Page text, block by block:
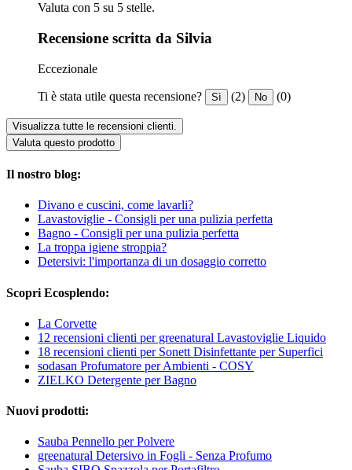
Valuta con 5 su 5 stelle.
Recensione scritta da Silvia
Eccezionale
Ti è stata utile questa recensione? Sì (2) No (0)
Visualizza tutte le recensioni clienti.
Valuta questo prodotto
Il nostro blog:
Divano e cuscini, come lavarli?
Lavastoviglie - Consigli per una pulizia perfetta
Bagno - Consigli per una pulizia perfetta
La troppa igiene stroppia?
Detersivi: l'importanza di un dosaggio corretto
Scopri Ecosplendo:
La Corvette
12 recensioni clienti per greenatural Lavastoviglie Liquido
18 recensioni clienti per Sonett Disinfettante per Superfici
sodasan Profumatore per Ambienti - COSY
ZIELKO Detergente per Bagno
Nuovi prodotti:
Sauba Pennello per Polvere
greenatural Detersivo in Fogli - Senza Profumo